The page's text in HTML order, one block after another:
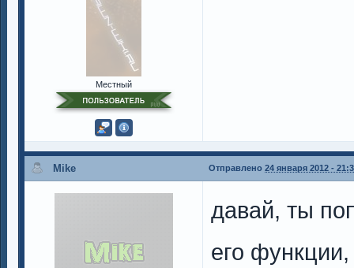
Местный
Mike Отправлено 24 января 2012 -
давай, ты
его